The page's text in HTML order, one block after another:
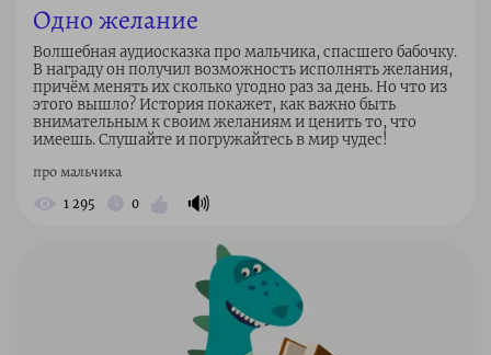
Одно желание
Волшебная аудиосказка про мальчика, спасшего бабочку.
В награду он получил возможность исполнять желания,
причём менять их сколько угодно раз за день. Но что из
этого вышло? История покажет, как важно быть
внимательным к своим желаниям и ценить то, что
имеешь. Слушайте и погружайтесь в мир чудес!
про мальчика
1 295 0 🔊